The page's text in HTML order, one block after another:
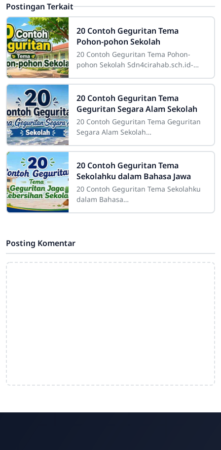
Postingan Terkait
20 Contoh Geguritan Tema
Pohon-pohon Sekolah
20 Contoh Geguritan Tema Pohon-
pohon Sekolah Sdn4cirahab.sch.id-
memiliki peran yang sangat penting.
Tidak hanya
20 Contoh Geguritan Tema
Geguritan Segara Alam Sekolah
20 Contoh Geguritan Tema Geguritan
Segara Alam Sekolah
salah satu bentuk puisi dalam bahasa
Jawa yang digunakan
20 Contoh Geguritan Tema
Sekolahku dalam Bahasa Jawa
20 Contoh Geguritan Tema Sekolahku
dalam Bahasa
Posting Komentar